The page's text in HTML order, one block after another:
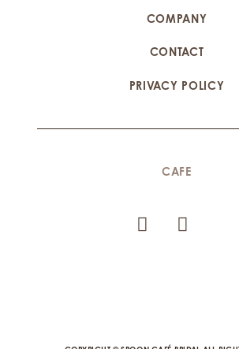
COMPANY
CONTACT
PRIVACY POLICY
CAFE